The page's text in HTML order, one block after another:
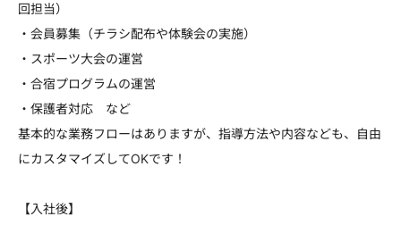
回担当）
・会員募集（チラシ配布や体験会の実施）
・スポーツ大会の運営
・合宿プログラムの運営
・保護者対応 など
基本的な業務フローはありますが、指導方法や内容なども、自由
にカスタマイズしてOKです！
【入社後】